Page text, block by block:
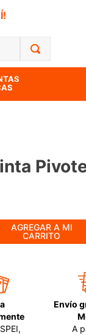
AGREGAR A MI
CARRITO
Envío
A